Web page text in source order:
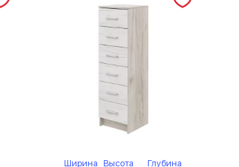
Ширина Высота
Глубина